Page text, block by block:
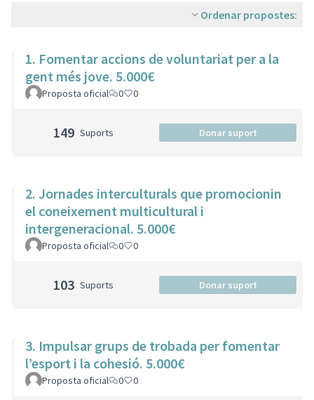
Ordenar propostes:
1. Fomentar accions de voluntariat per a la
gent més jove. 5.000€
Proposta oficial 0 0
149 Suports Donar suport
2. Jornades interculturals que promocionin
el coneixement multicultural i
intergeneracional. 5.000€
Proposta oficial 0 0
103 Suports Donar suport
3. Impulsar grups de trobada per fomentar
l’esport i la cohesió. 5.000€
Proposta oficial 0 0